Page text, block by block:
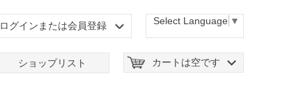
Select Language ▼
ログインまたは会員登録
カートは空です
ショップリスト